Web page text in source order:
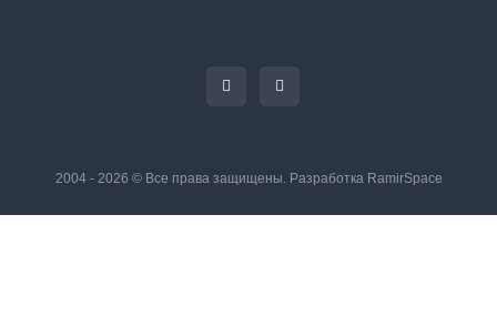
2004 - 2026 © Все права защищены. Разработка RamirSpace